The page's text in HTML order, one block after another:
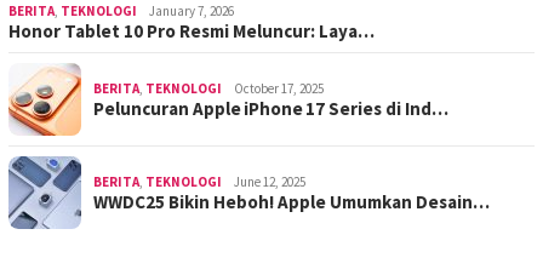
BERITA TEKNOLOGI January 7, 2026
Honor Tablet 10 Pro Resmi Meluncur: Laya…
BERITA TEKNOLOGI October 17, 2025
Peluncuran Apple iPhone 17 Series di Ind…
BERITA TEKNOLOGI June 12, 2025
WWDC25 Bikin Heboh! Apple Umumkan Desain…